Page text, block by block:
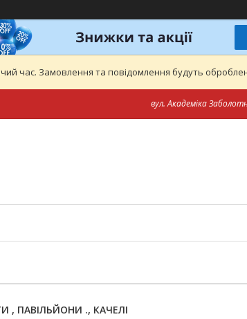
час. Замовлення та повідомлення будуть
вул. Академіка
, ПАВІЛЬЙОНИ ., КАЧЕЛІ